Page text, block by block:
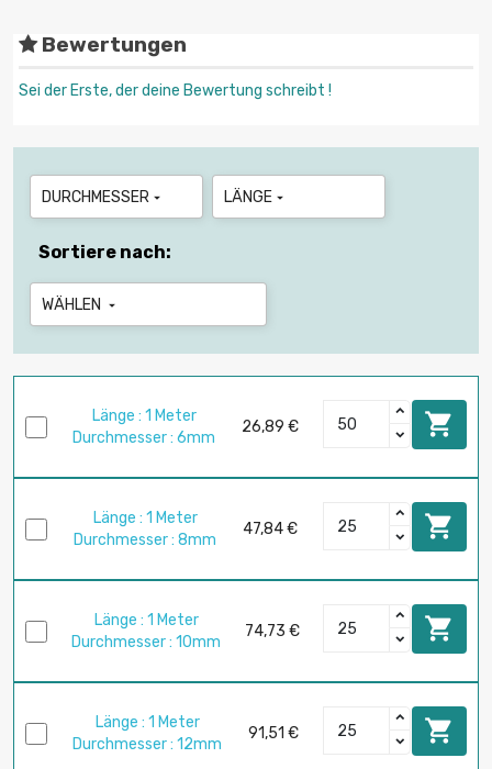
Bewertungen
Sei der Erste, der deine Bewertung schreibt !
DURCHMESSER  LÄNGE 
Sortiere nach:
WÄHLEN 
Länge : 1 Meter
Durchmesser : 6mm
26,89 € 
Länge : 1 Meter
Durchmesser : 8mm
47,84 € 
Länge : 1 Meter
Durchmesser : 10mm
74,73 € 
Länge : 1 Meter
Durchmesser : 12mm
91,51 € 